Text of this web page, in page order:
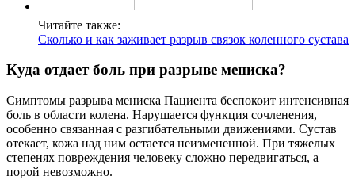
Читайте также:
Сколько и как заживает разрыв связок коленного сустава
Куда отдает боль при разрыве мениска?
Симптомы разрыва мениска Пациента беспокоит интенсивная
боль в области колена. Нарушается функция сочленения,
особенно связанная с разгибательными движениями. Сустав
отекает, кожа над ним остается неизмененной. При тяжелых
степенях повреждения человеку сложно передвигаться, а
порой невозможно.